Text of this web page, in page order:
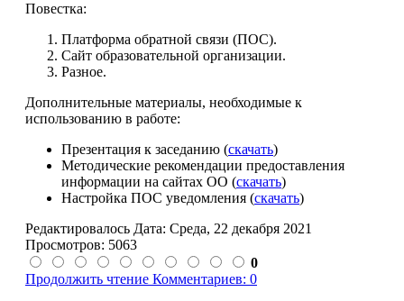
Повестка:
Платформа обратной связи (ПОС).
Сайт образовательной организации.
Разное.
Дополнительные материалы, необходимые к
использованию в работе:
Презентация к заседанию (скачать)
Методические рекомендации предоставления
информации на сайтах ОО (скачать)
Настройка ПОС уведомления (скачать)
Редактировалось Дата: Среда, 22 декабря 2021
Просмотров: 5063
0
Продолжить чтение Комментариев: 0